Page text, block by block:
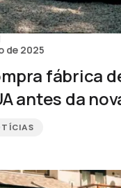
de 2025
fábrica
antes da